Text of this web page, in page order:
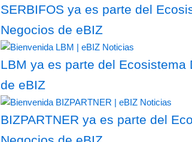
SERBIFOS ya es parte del
Negocios de eBIZ
LBM ya es parte del Ecosistema
de eBIZ
BIZPARTNER ya es parte del